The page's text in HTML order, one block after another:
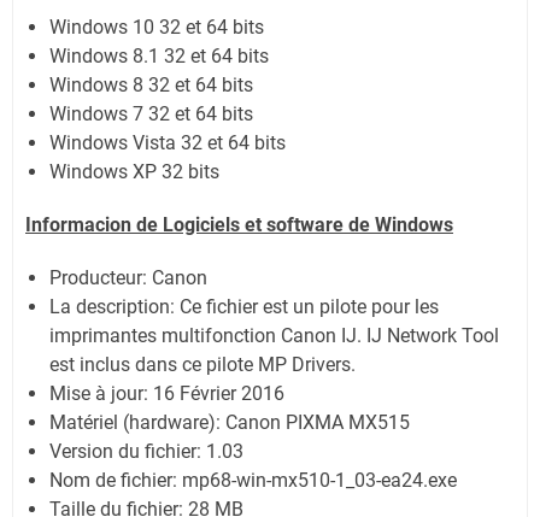
Windows 10 32 et 64 bits
Windows 8.1 32 et 64 bits
Windows 8 32 et 64 bits
Windows 7 32 et 64 bits
Windows Vista 32 et 64 bits
Windows XP 32 bits
Informacion de Logiciels et software de Windows
Producteur: Canon
La description: Ce fichier est un pilote pour les
imprimantes multifonction Canon IJ. IJ Network Tool
est inclus dans ce pilote MP Drivers.
Mise à jour: 16 Février 2016
Matériel (hardware): Canon PIXMA MX515
Version du fichier: 1.03
Nom de fichier: mp68-win-mx510-1_03-ea24.exe
Taille du fichier: 28 MB